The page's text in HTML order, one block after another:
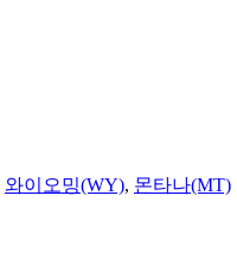
와이오밍(WY), 몬타나(MT)